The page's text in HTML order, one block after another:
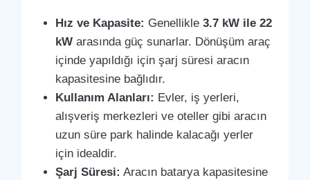
Hız ve Kapasite: Genellikle3.7 kW ile 22
kW arasında güç sunarlar. Dönüşüm araç
içinde yapıldığı için şarj süresi aracın
kapasitesine bağlıdır.
Kullanım Alanları: Evler, iş yerleri,
alışveriş merkezleri ve oteller gibi aracın
uzun süre park halinde kalacağı yerler
için idealdir.
Şarj Süresi: Aracın batarya kapasitesine